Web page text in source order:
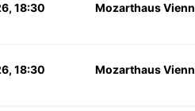
18:30 Mozarthaus
18:30 Mozarthaus